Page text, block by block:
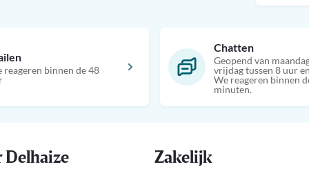
reageren binnen de 48
Chatten
Geopend van
vrijdag tussen 8 uur
We reageren binnen
minuten.
Delhaize Zakelijk